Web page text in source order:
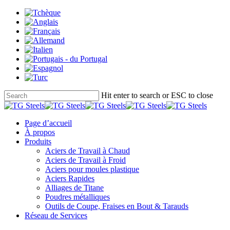
Skip
main
content
Hit enter to search or ESC to close
Close
search
Menu
Page d’accueil
À propos
Produits
Aciers de Travail à Chaud
Aciers de Travail à Froid
Aciers pour moules plastique
Aciers Rapides
Alliages de Titane
Poudres métalliques
Outils de Coupe, Fraises en Bout & Tarauds
Réseau de Services